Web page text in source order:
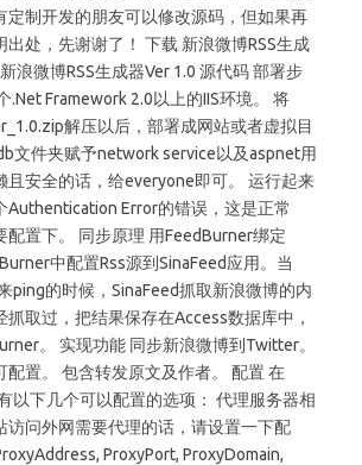
定制开发的朋友可以修改源码，但如果再
出处，先谢谢了！ 下载 新浪微博RSS生成
浪微博RSS生成器Ver 1.0 源代码 部署步
.Net Framework 2.0以上的IIS环境。 将
解压以后，部署成网站或者虚拟目
文件夹赋予network service以及aspnet用
且安全的话，给everyone即可。 运行起来
Authentication Error的错误，这是正常
配置下。 同步原理 用FeedBurner绑定
中配置Rss源到SinaFeed应用。当
ping的时候，SinaFeed抓取新浪微博的内
抓取过，把结果保存在Access数据库中，
。 实现功能 同步新浪微博到Twitter。
配置。 包含转发原文及作者。 配置 在
以下几个可以配置的选项： 代理服务器相
访问外网需要代理的话，请设置一下配
ProxyPort, ProxyDomain,